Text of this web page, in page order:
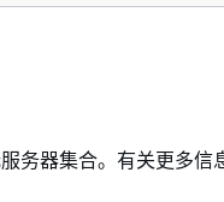
务器集合。有关更多信